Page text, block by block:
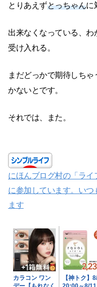
とりあえずとっちゃんに
出来なくなっている、わ
受け入れる。
まだどっかで期待しち
かないとです。
それでは、また。
にほんブログ村の「ラ
に参加しています。い
ます